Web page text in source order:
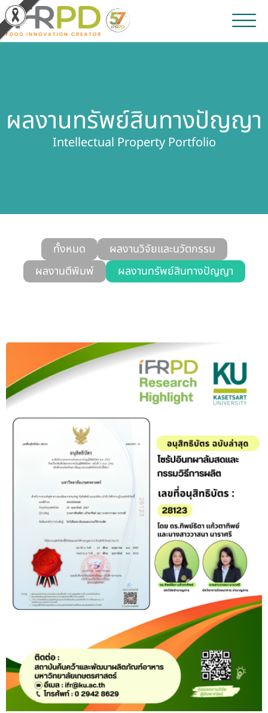
ผลิตภัณฑ์และจำหน่าย
เกี่ยวกับสถาบัน
บุคลากรสถาบัน
รับข้อร้องเรียนและข้อเสนอแนะ
สายตรงผู้บริหาร
ผลงานทรัพย์สินทางปัญญา
Intellectual Property Portfolio
ทั้งหมด
ผลงานวิจัยและนวัตกรรม
ผลงานตีพิมพ์
ผลงานทรัพย์สินทางปัญญา